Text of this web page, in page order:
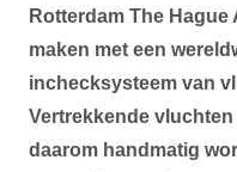
Rotterdam The
maken met een
inchecksysteem van
Vertrekkende
daarom handmatig